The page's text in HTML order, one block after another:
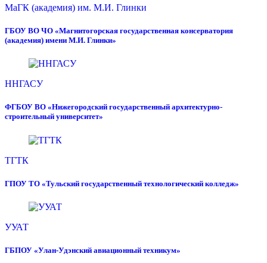
МаГК (академия) им. М.И. Глинки
ГБОУ ВО ЧО «Магнитогорская государственная консерватория
(академия) имени М.И. Глинки»
ННГАСУ
ФГБОУ ВО «Нижегородский государственный архитектурно-
строительный университет»
ТГТК
ГПОУ ТО «Тульский государственный технологический колледж»
УУАТ
ГБПОУ «Улан-Удэнский авиационный техникум»